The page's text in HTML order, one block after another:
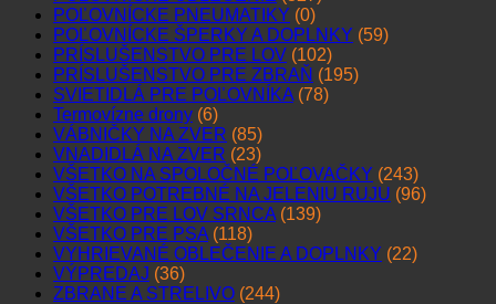
POĽOVNÍCKE PNEUMATIKY (0)
POĽOVNÍCKE ŠPERKY A DOPLNKY (59)
PRÍSLUŠENSTVO PRE LOV (102)
PRÍSLUŠENSTVO PRE ZBRAŇ (195)
SVIETIDLÁ PRE POĽOVNÍKA (78)
Termovízne drony (6)
VÁBNIČKY NA ZVER (85)
VNADIDLÁ NA ZVER (23)
VŠETKO NA SPOLOČNÉ POĽOVAČKY (243)
VŠETKO POTREBNÉ NA JELENIU RUJU (96)
VŠETKO PRE LOV SRNCA (139)
VŠETKO PRE PSA (118)
VYHRIEVANÉ OBLEČENIE A DOPLNKY (22)
VÝPREDAJ (36)
ZBRANE A STRELIVO (244)